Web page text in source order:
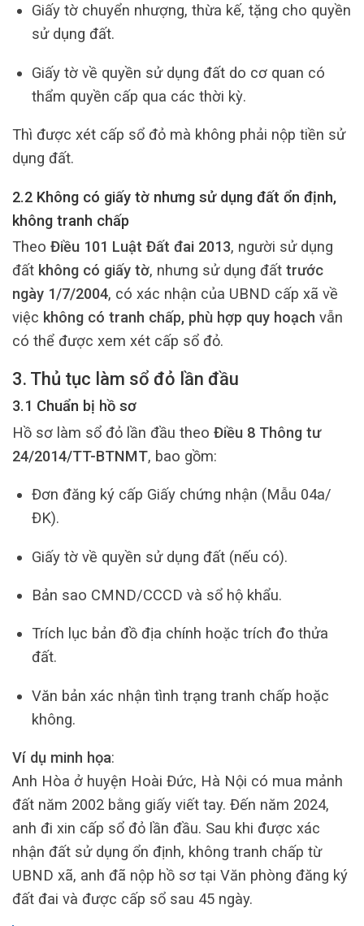
Giấy tờ chuyển nhượng, thừa kế, tặng cho quyền
sử dụng đất.
Giấy tờ về quyền sử dụng đất do cơ quan có
thẩm quyền cấp qua các thời kỳ.
Thì được xét cấp sổ đỏ mà không phải nộp tiền sử
dụng đất.
2.2 Không có giấy tờ nhưng sử dụng đất ổn định,
không tranh chấp
Theo Điều 101 Luật Đất đai 2013, người sử dụng
đất không có giấy tờ, nhưng sử dụng đất trước
ngày 1/7/2004, có xác nhận của UBND cấp xã về
việc không có tranh chấp, phù hợp quy hoạch vẫn
có thể được xem xét cấp sổ đỏ.
3. Thủ tục làm sổ đỏ lần đầu
3.1 Chuẩn bị hồ sơ
Hồ sơ làm sổ đỏ lần đầu theo Điều 8 Thông tư
24/2014/TT-BTNMT, bao gồm:
Đơn đăng ký cấp Giấy chứng nhận (Mẫu 04a/
ĐK).
Giấy tờ về quyền sử dụng đất (nếu có).
Bản sao CMND/CCCD và sổ hộ khẩu.
Trích lục bản đồ địa chính hoặc trích đo thửa
đất.
Văn bản xác nhận tình trạng tranh chấp hoặc
không.
Ví dụ minh họa:
Anh Hòa ở huyện Hoài Đức, Hà Nội có mua mảnh
đất năm 2002 bằng giấy viết tay. Đến năm 2024,
anh đi xin cấp sổ đỏ lần đầu. Sau khi được xác
nhận đất sử dụng ổn định, không tranh chấp từ
UBND xã, anh đã nộp hồ sơ tại Văn phòng đăng ký
đất đai và được cấp sổ sau 45 ngày.